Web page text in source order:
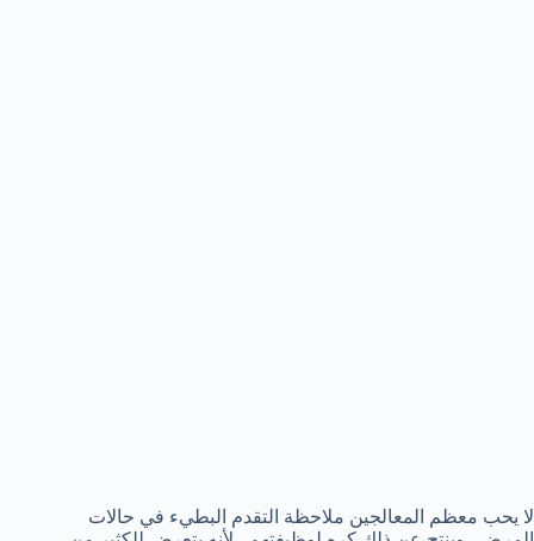
لا يحب معظم المعالجين ملاحظة التقدم البطيء في حالات